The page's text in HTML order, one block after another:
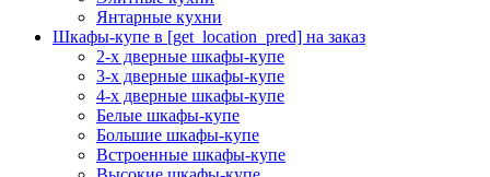
Янтарные кухни
Шкафы-купе в [get_location_pred] на заказ
2-х дверные шкафы-купе
3-х дверные шкафы-купе
4-х дверные шкафы-купе
Белые шкафы-купе
Большие шкафы-купе
Встроенные шкафы-купе